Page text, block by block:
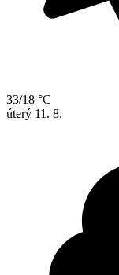
33/18 °C
úterý 11. 8.